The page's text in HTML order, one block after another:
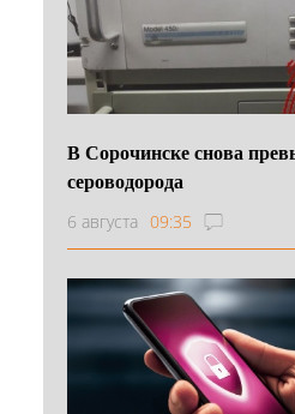
В Сорочинске снова
сероводорода
6 августа 09:35